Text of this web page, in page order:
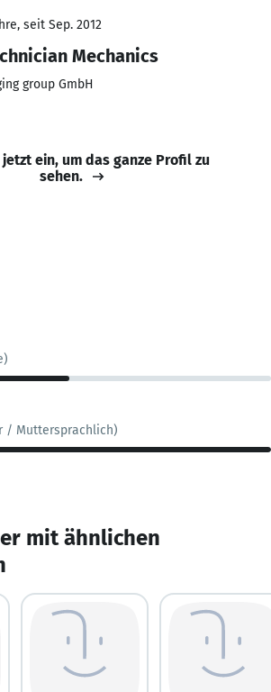
seit Sep. 2012
Mechanics
group GmbH
jetzt ein, um das ganze Profil zu
sehen.
/ Muttersprachlich)
mit ähnlichen